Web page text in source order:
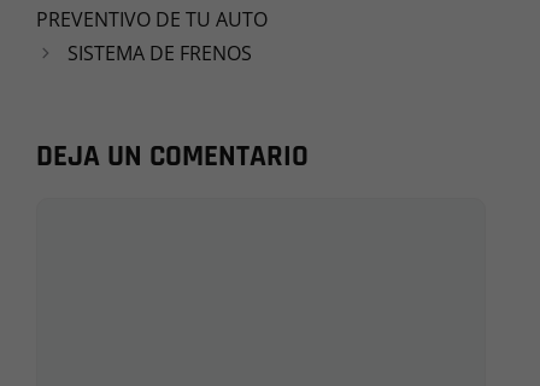
PREVENTIVO DE TU AUTO
SISTEMA DE FRENOS
DEJA UN COMENTARIO